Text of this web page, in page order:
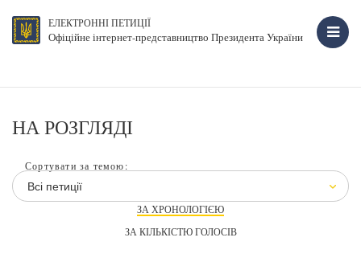
ЕЛЕКТРОННІ ПЕТИЦІЇ
Офіційне інтернет-представництво Президента України
НА РОЗГЛЯДІ
Сортувати за темою:
Всі петиції
ЗА ХРОНОЛОГІЄЮ
ЗА КІЛЬКІСТЮ ГОЛОСІВ